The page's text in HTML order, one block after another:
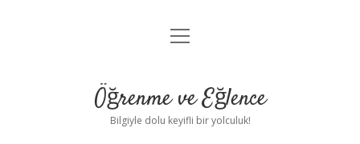
Anasayfa
Yasal Uyarı
menüyü
Öğrenme ve Eğlence
Bilgiyle dolu keyifli bir yolculuk!